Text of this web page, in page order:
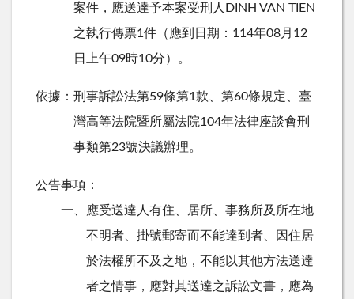
案件，應送達予本案受刑人DINH VAN TIEN
之執行傳票1件（應到日期：114年08月12
日上午09時10分）。
依據：刑事訴訟法第59條第1款、第60條規定、臺
灣高等法院暨所屬法院104年法律座談會刑
事類第23號決議辦理。
公告事項：
一、應受送達人有住、居所、事務所及所在地
不明者、掛號郵寄而不能達到者、因住居
於法權所不及之地，不能以其他方法送達
者之情事，應對其送達之訴訟文書，應為